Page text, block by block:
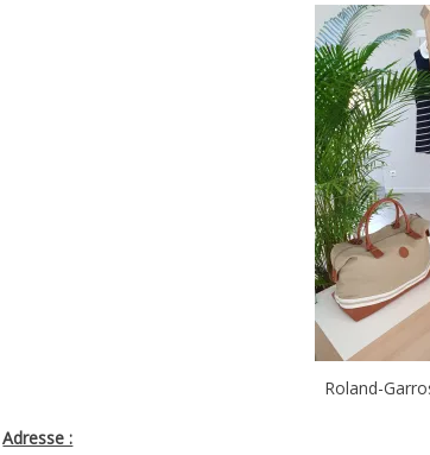
Roland-
Adresse :